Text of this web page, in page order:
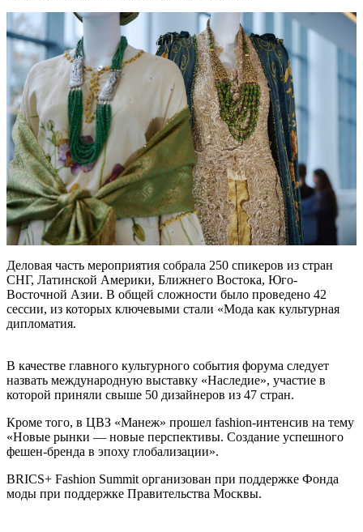
Деловая часть мероприятия собрала 250 спикеров из стран
СНГ, Латинской Америки, Ближнего Востока, Юго-
Восточной Азии. В общей сложности было проведено 42
сессии, из которых ключевыми стали «Мода как культурная
дипломатия.
В качестве главного культурного события форума следует
назвать международную выставку «Наследие», участие в
которой приняли свыше 50 дизайнеров из 47 стран.
Кроме того, в ЦВЗ «Манеж» прошел fashion-интенсив на тему
«Новые рынки — новые перспективы. Создание успешного
фешен-бренда в эпоху глобализации».
BRICS+ Fashion Summit организован при поддержке Фонда
моды при поддержке Правительства Москвы.